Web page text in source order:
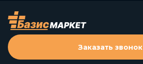
Заказать звонок